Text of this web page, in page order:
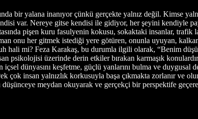
bir yalana inanıyor çünkü gerçekte yalnız değil. Kimse
var. Nereye gitse kendisi ile gidiyor, her şeyini kendiyle
pişen kuru fasulyenin kokusu, sokaktaki insanlar, trafik
onu her gitmek istediği yere götüren, onunla uyuyan,
hali mi? Feza Karakaş, bu durumla ilgili olarak, “Benim
psikolojisi üzerinde derin etkiler bırakan karmaşık
dünyasını keşfetme, güçlü yanlarını bulma ve duygusal
insan yalnızlık korkusuyla başa çıkmakta zorlanır ve
meydan okuyarak ve gerçekçi bir perspektife